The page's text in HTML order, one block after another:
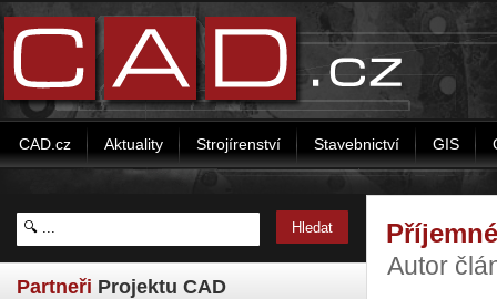
CAD.cz Aktuality Strojírenství Stavebnictví GIS
Partneři Projektu CAD
Autor